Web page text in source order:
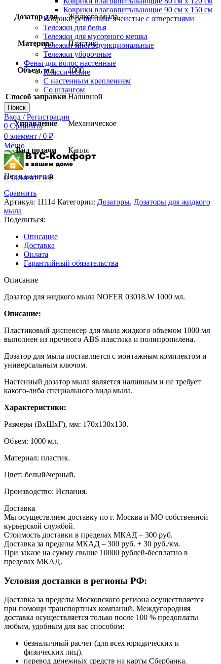
Коврики влаговпитывающие 90 см х 150 см
Коврики резиновые ячеистые с отверстиями
Тележки для белья
Тележки для мусорного мешка
Тележки многофункциональные
Тележки уборочные
Фены для волос настенные
Классические
С настенным креплением
Со шлангом
Поиск
Вход / Регистрация
0 Сравнить
0 элемент / 0 ₽
Меню
0элемент / 0₽
Дозатор для Жидкого мыла
Материал Пластик
Объем, мл 1000
Способ заправки Наливной
Управление Механическое
Вид подачи Капля
Нет в наличии
Сравнить
Артикул: 11114 Категории: Дозаторы, Дозаторы для жидкого
мыла
Поделиться:
Описание
Доставка
Оплата
Гарантийный обязательства
Описание
Дозатор для жидкого мыла NOFER 03018.W 1000 мл.
Описание:
Пластиковый диспенсер для мыла жидкого объемом 1000 мл
выполнен из прочного ABS пластика и полипропилена.
Дозатор для мыла поставляется с монтажным комплектом и
универсальным ключом.
Настенный дозатор мыла является наливным и не требует
какого-либа специального вида мыла.
Характеристики:
Размеры (ВхШхГ), мм: 170х130х130.
Объем: 1000 мл.
Материал: пластик.
Цвет: белый/черный.
Производство: Испания.
Доставка
Мы осуществляем доставку по г. Москва и МО собственной
курьерской службой.
Стоимость доставки в пределах МКАД – 300 руб.
Доставка за пределы МКАД – 300 руб. + 30 руб./км.
При заказе на сумму свыше 10000 рублей-бесплатно в
пределах МКАД.
Условия доставки в регионы РФ:
Доставка за пределы Московского региона осуществляется
при помощи транспортных компаний. Междугородняя
доставка осуществляется только после 100 % предоплаты
любым, удобным для вас способом:
безналичный расчет (для всех юридических и
физических лиц).
перевод денежных средств на карты Сбербанка.